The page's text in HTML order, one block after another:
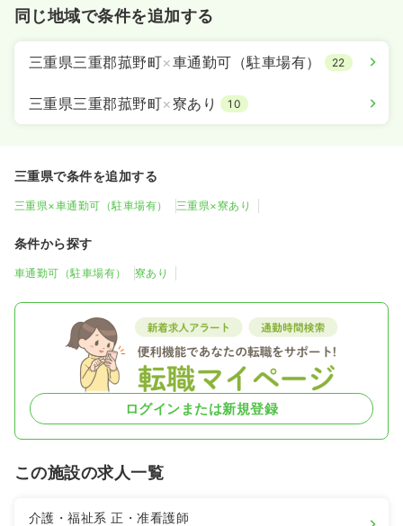
同じ地域で条件を追加する
三重県三重郡菰野町×車通勤可（駐車場有） 22
三重県三重郡菰野町×寮あり 10
三重県で条件を追加する
三重県×車通勤可（駐車場有） 三重県×寮あり
条件から探す
車通勤可（駐車場有） 寮あり
ログインまたは新規登録
この施設の求人一覧
介護・福祉系正・准看護師